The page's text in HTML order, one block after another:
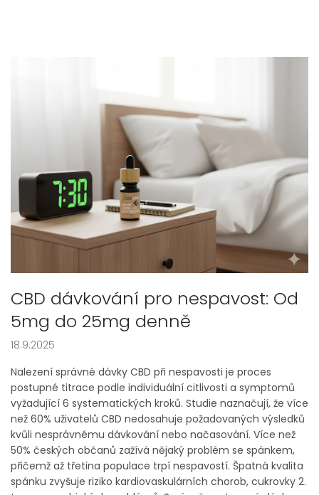
CBD dávkování pro nespavost: Od
5mg do 25mg denně
18.9.2025
Nalezení správné dávky CBD při nespavosti je proces
postupné titrace podle individuální citlivosti a symptomů
vyžadující 6 systematických kroků. Studie naznačují, že více
než 60% uživatelů CBD nedosahuje požadovaných výsledků
kvůli nesprávnému dávkování nebo načasování. Více než
50% českých občanů zažívá nějaký problém se spánkem,
přičemž až třetina populace trpí nespavostí. Špatná kvalita
spánku zvyšuje riziko kardiovaskulárních chorob, cukrovky 2.